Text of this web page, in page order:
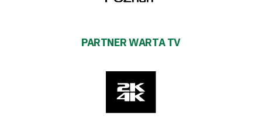
PARTNER WARTA TV